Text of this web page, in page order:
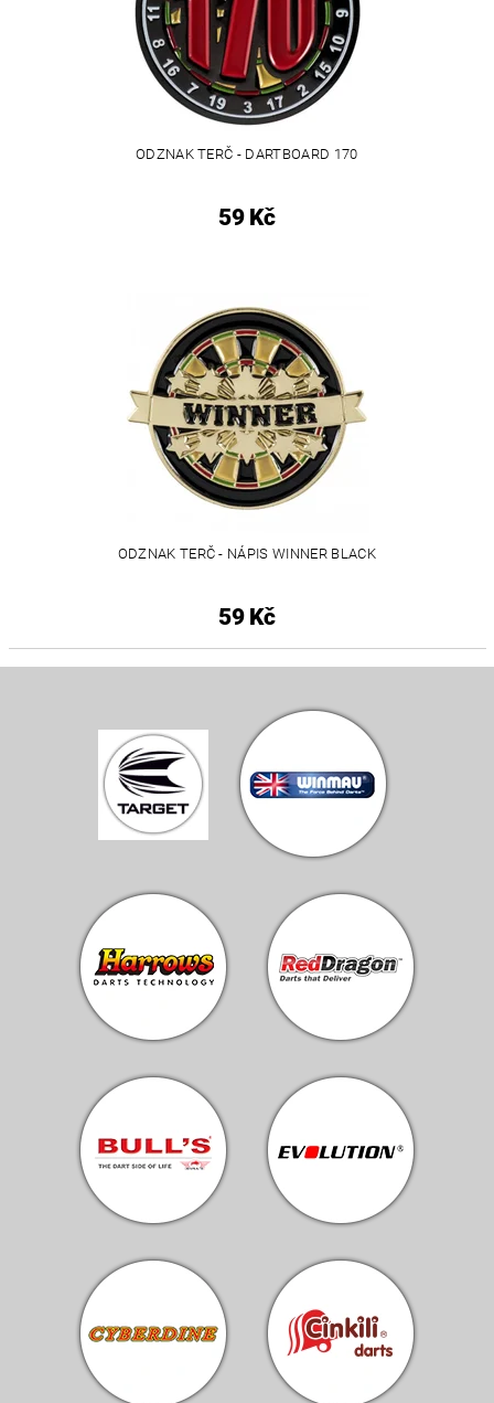
ODZNAK TERČ - DARTBOARD 170
59 Kč
ODZNAK TERČ - NÁPIS WINNER BLACK
59 Kč